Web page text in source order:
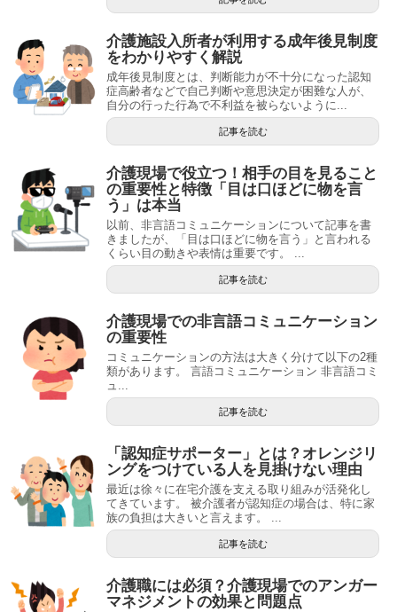
介護施設入所者が利用する成年後見制度
をわかりやすく解説
成年後見制度とは、判断能力が不十分になった認知
症高齢者などで自己判断や意思決定が困難な人が、
自分の行った行為で不利益を被らないように...
記事を読む
介護現場で役立つ！相手の目を見ること
の重要性と特徴「目は口ほどに物を言
う」は本当
以前、非言語コミュニケーションについて記事を書
きましたが、「目は口ほどに物を言う」と言われる
くらい目の動きや表情は重要です。 ...
記事を読む
介護現場での非言語コミュニケーション
の重要性
コミュニケーションの方法は大きく分けて以下の2種
類があります。 言語コミュニケーション 非言語コミ
ュ...
記事を読む
「認知症サポーター」とは？オレンジリ
ングをつけている人を見掛けない理由
最近は徐々に在宅介護を支える取り組みが活発化し
てきています。 被介護者が認知症の場合は、特に家
族の負担は大きいと言えます。 ...
記事を読む
介護職には必須？介護現場でのアンガー
マネジメントの効果と問題点